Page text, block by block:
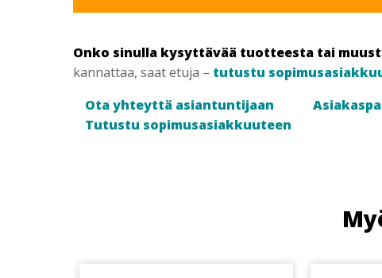
Onko sinulla kysyttävää tuotteesta tai
kannattaa, saat etuja – tutustu
Ota yhteyttä asiantuntijaan
Tutustu sopimusasiakkuuteen